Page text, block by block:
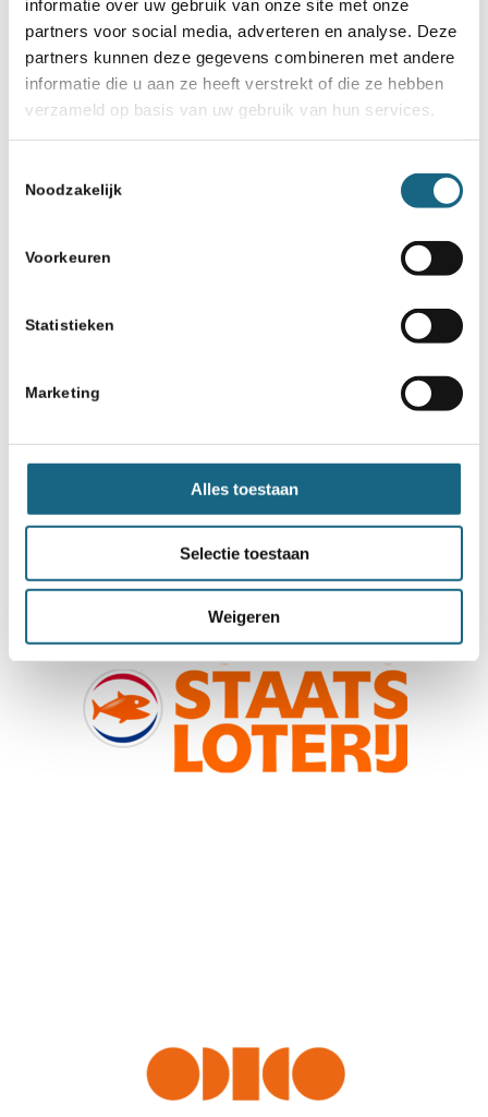
informatie over uw gebruik van onze site met onze
partners voor social media, adverteren en analyse. Deze
partners kunnen deze gegevens combineren met andere
informatie die u aan ze heeft verstrekt of die ze hebben
verzameld op basis van uw gebruik van hun services.
Noodzakelijk
Voorkeuren
Statistieken
Marketing
Alles toestaan
Selectie toestaan
Weigeren